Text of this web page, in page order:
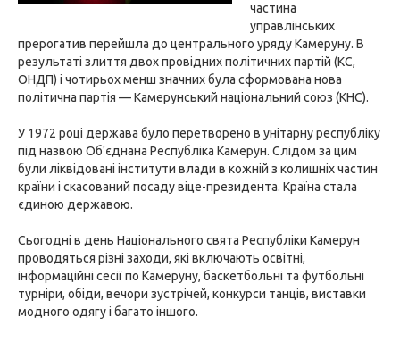
частина
управлінських
прерогатив перейшла до центрального уряду Камеруну. В
результаті злиття двох провідних політичних партій (КС,
ОНДП) і чотирьох менш значних була сформована нова
політична партія — Камерунський національний союз (КНС).
У 1972 році держава було перетворено в унітарну республіку
під назвою Об'єднана Республіка Камерун. Слідом за цим
були ліквідовані інститути влади в кожній з колишніх частин
країни і скасований посаду віце-президента. Країна стала
єдиною державою.
Сьогодні в день Національного свята Республіки Камерун
проводяться різні заходи, які включають освітні,
інформаційні сесії по Камеруну, баскетбольні та футбольні
турніри, обіди, вечори зустрічей, конкурси танців, виставки
модного одягу і багато іншого.